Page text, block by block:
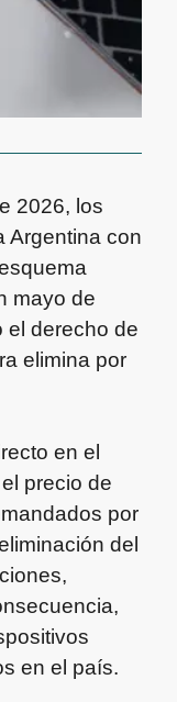
2026, los
Argentina con
mayo de
el derecho de
elimina por
en el
precio de
por
del
en el país.